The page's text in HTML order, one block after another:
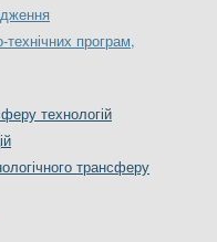
програм,
технологій
трансферу